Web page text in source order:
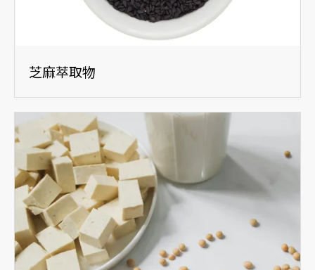
芝麻萃取物